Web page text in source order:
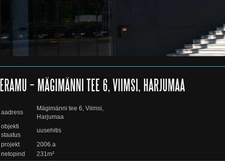
aadress
Mägimänni tee 6, Viimsi,
Harjumaa
objekti
staatus
uusehitis
projekt
2006.a
netopind
231m²